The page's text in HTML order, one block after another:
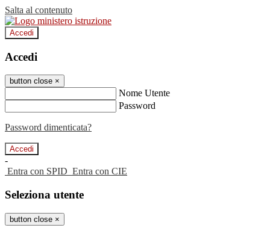
Salta al contenuto
Accedi
Accedi
button close ×
Nome Utente
Password
Password dimenticata?
-
Entra con SPID Entra con CIE
Seleziona utente
button close ×